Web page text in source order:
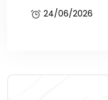
24/06/2026